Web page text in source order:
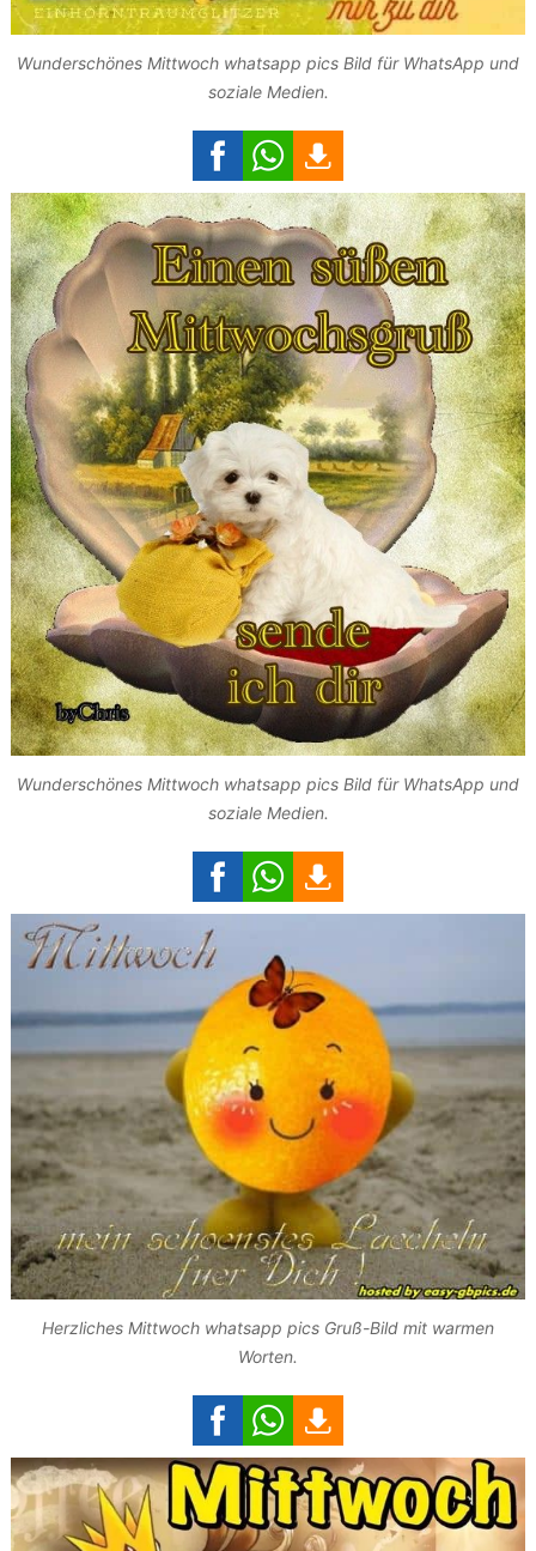
Wunderschönes Mittwoch whatsapp pics Bild für WhatsApp und
soziale Medien.
Wunderschönes Mittwoch whatsapp pics Bild für WhatsApp und
soziale Medien.
Herzliches Mittwoch whatsapp pics Gruß-Bild mit warmen
Worten.